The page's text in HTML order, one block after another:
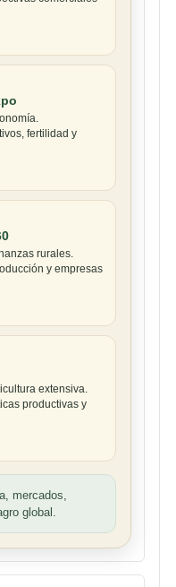
fertilidad y
rurales.
y empresas
extensiva.
productivas y
mercados,
global.